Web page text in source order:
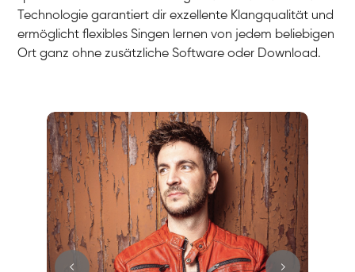
Technologie garantiert dir exzellente Klangqualität und
ermöglicht flexibles Singen lernen von jedem beliebigen
Ort ganz ohne zusätzliche Software oder Download.
Stefan
Gesang / Vocal